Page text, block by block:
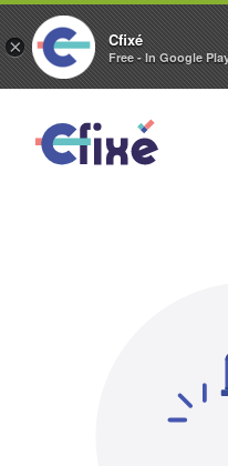
× Cfixé
Free - In Google